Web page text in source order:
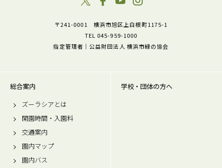
〒241-0001 横浜市旭区上白根町1175-1
TEL 045-959-1000
指定管理者｜公益財団法人 横浜市緑の協会
総合案内
ズーラシアとは
開園時間・入園料
交通案内
園内マップ
園内バス
学校・団体の方へ